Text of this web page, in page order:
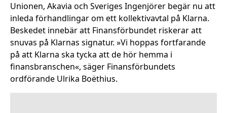
Unionen, Akavia och Sveriges Ingenjörer begär nu att
inleda förhandlingar om ett kollektivavtal på Klarna.
Beskedet innebär att Finansförbundet riskerar att
snuvas på Klarnas signatur. »Vi hoppas fortfarande
på att Klarna ska tycka att de hör hemma i
finansbranschen«, säger Finansförbundets
ordförande Ulrika Boëthius.